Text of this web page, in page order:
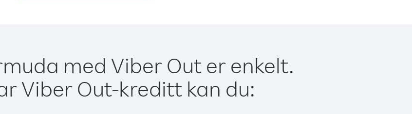
med Viber Out er enkelt.
Viber Out-kreditt kan du: